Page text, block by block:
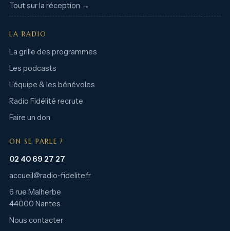
Tout sur la réception →
LA RADIO
La grille des programmes
Les podcasts
L’équipe & les bénévoles
Radio Fidélité recrute
Faire un don
ON SE PARLE ?
02 40 69 27 27
accueil@radio-fidelite.fr
6 rue Malherbe
44000 Nantes
Nous contacter